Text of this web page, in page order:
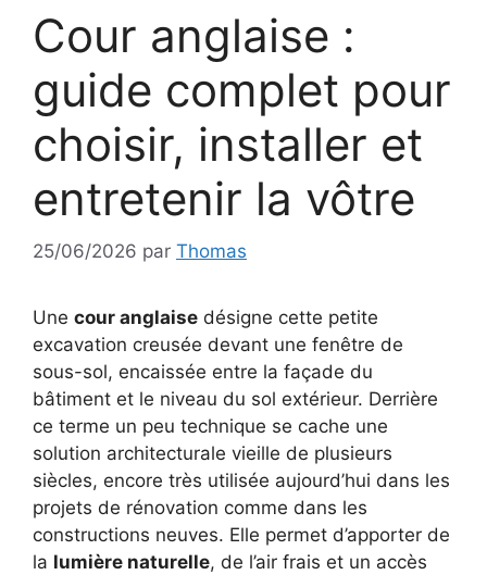
Cour anglaise :
guide complet pour
choisir, installer et
entretenir la vôtre
25/06/2026 par Thomas
Une cour anglaise désigne cette petite
excavation creusée devant une fenêtre de
sous-sol, encaissée entre la façade du
bâtiment et le niveau du sol extérieur. Derrière
ce terme un peu technique se cache une
solution architecturale vieille de plusieurs
siècles, encore très utilisée aujourd’hui dans les
projets de rénovation comme dans les
constructions neuves. Elle permet d’apporter de
la lumière naturelle, de l’air frais et un accès